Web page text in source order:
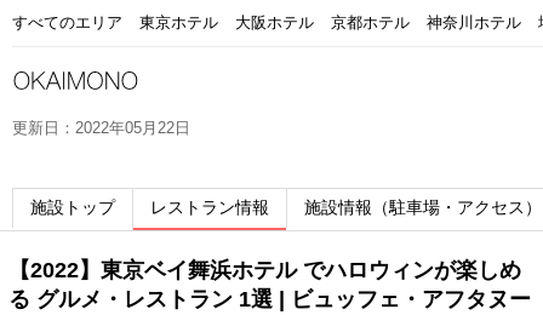
すべてのエリア 東京ホテル 大阪ホテル 京都ホテル 神奈川ホテル
更新日：2022年05月22日
施設トップ レストラン情報 施設情報（駐車場・アクセス）
【2022】東京ベイ舞浜ホテル でハロウィンが楽しめ
る グルメ・レストラン 1選 | ビュッフェ・アフタヌー